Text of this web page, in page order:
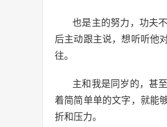
也是主的努力，功夫
后主动跟主说，想听听他
往。
主和我是同岁的，甚
着简简单单的文字，就能
折和压力。